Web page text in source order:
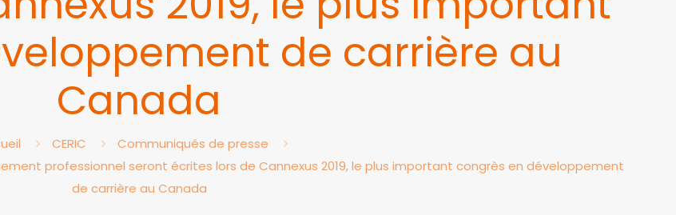
de carrière au
Canada
CERIC
Communiqués de presse
professionnel seront écrites lors de Cannexus 2019, le plus important congrès en développement
de carrière au Canada